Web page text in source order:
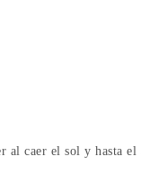
al caer el sol y hasta el